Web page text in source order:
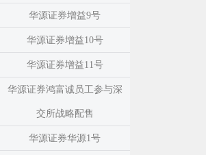
华源证券增益9号
华源证券增益10号
华源证券增益11号
华源证券鸿富诚员工参与深
交所战略配售
华源证券华源1号